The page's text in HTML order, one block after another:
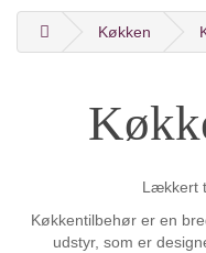
Køkken
Lækkert
Køkkentilbehør er en
udstyr, som er